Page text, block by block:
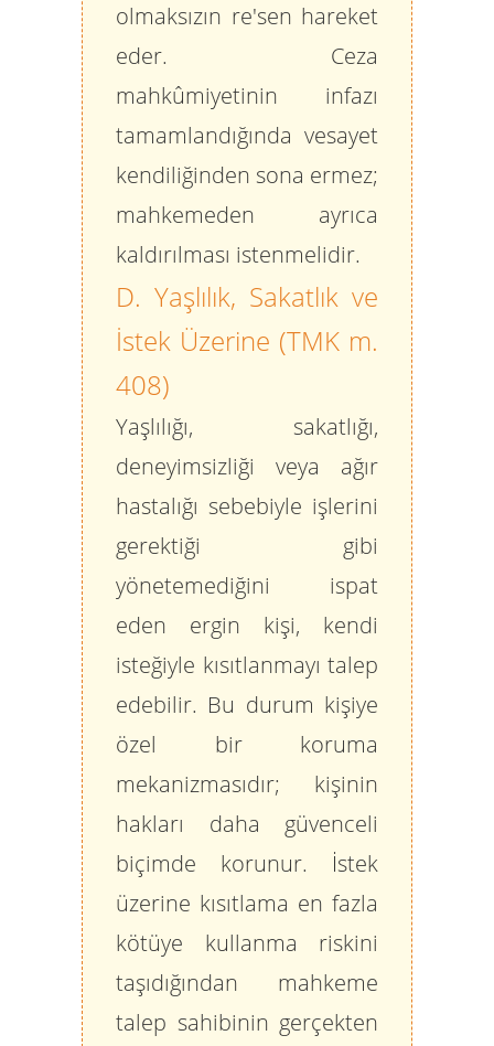
olmaksızın re'sen hareket
eder. Ceza
mahkûmiyetinin infazı
tamamlandığında vesayet
kendiliğinden sona ermez;
mahkemeden ayrıca
kaldırılması istenmelidir.
D. Yaşlılık, Sakatlık ve
İstek Üzerine (TMK m.
408)
Yaşlılığı, sakatlığı,
deneyimsizliği veya ağır
hastalığı sebebiyle işlerini
gerektiği gibi
yönetemediğini ispat
eden ergin kişi, kendi
isteğiyle kısıtlanmayı talep
edebilir. Bu durum kişiye
özel bir koruma
mekanizmasıdır; kişinin
hakları daha güvenceli
biçimde korunur. İstek
üzerine kısıtlama en fazla
kötüye kullanma riskini
taşıdığından mahkeme
talep sahibinin gerçekten